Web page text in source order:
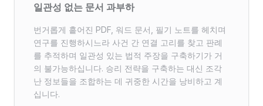
일관성 없는 문서 과부하
번거롭게 흩어진 PDF, 워드 문서, 필기 노트를 헤치며
연구를 진행하시느라 사건 간 연결 고리를 찾고 판례
를 추적하며 일관성 있는 법적 주장을 구축하기가 거
의 불가능하십니다. 승리 전략을 구축하는 대신 조각
난 정보들을 조합하는 데 귀중한 시간을 낭비하고 계
십니다.